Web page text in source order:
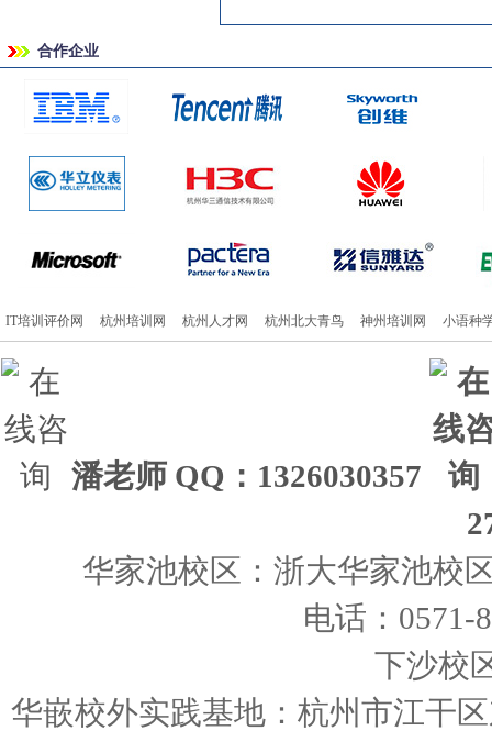
合作企业
IT培训评价网 杭州培训网 杭州人才网 杭州北大青鸟 神州培训网 小语种
潘老师 QQ：1326030357
华家池校区：浙大华家池校
电话：0571-
下沙校
华嵌校外实践基地：杭州市江干